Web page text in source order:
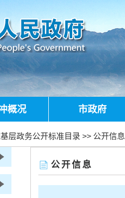
概况 市政府
层政务公开标准目录 >> 公开信息
公开信息